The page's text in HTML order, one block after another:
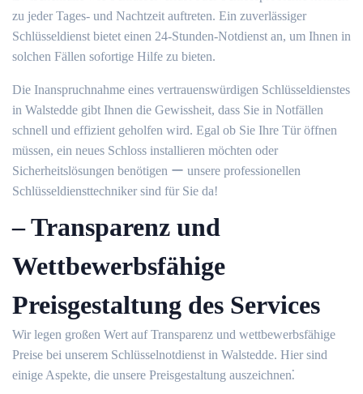
zu jeder Tages- und Nachtzeit auftreten.​ Ein zuverlässiger
Schlüsseldienst bietet einen 24-Stunden-Notdienst an, um Ihnen in
solchen Fällen sofortige Hilfe zu bieten.​
Die Inanspruchnahme eines vertrauenswürdigen Schlüsseldienstes
in Walstedde gibt Ihnen die Gewissheit, dass Sie in Notfällen
schnell und effizient geholfen wird. Egal ob Sie Ihre Tür öffnen
müssen, ein neues Schloss installieren möchten oder
Sicherheitslösungen benötigen ー unsere professionellen
Schlüsseldiensttechniker sind für Sie da!
– Transparenz und
Wettbewerbsfähige
Preisgestaltung des Services
Wir legen großen Wert auf Transparenz und wettbewerbsfähige
Preise bei unserem Schlüsselnotdienst in Walstedde.​ Hier sind
einige Aspekte, die unsere Preisgestaltung auszeichnen⁚